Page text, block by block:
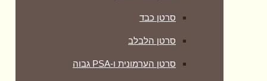
סרטן כבד
סרטן הלבלב
סרטן הערמונית ו-PSA גבוה